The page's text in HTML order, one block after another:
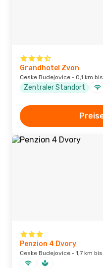
Grandhotel Zvon
Ceske Budejovice · 0,1 km
Zentraler Standort
Penzion 4 Dvory
Ceske Budejovice · 1,7 km